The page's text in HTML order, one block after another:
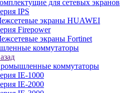
для сетевых экранов
IPS
экраны HUAWEI
Firepower
экраны Fortinet
коммутаторы
коммутаторы
IE-1000
IE-2000